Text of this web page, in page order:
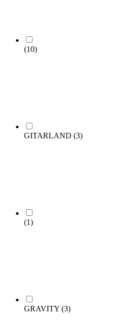
(10)
GITARLAND (3)
(1)
GRAVITY (3)